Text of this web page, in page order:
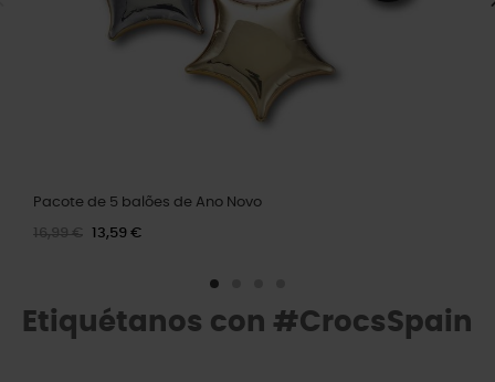
Pacote de 5 balões de Ano Novo
16,99 € 13,59 €
Etiquétanos con #CrocsSpain